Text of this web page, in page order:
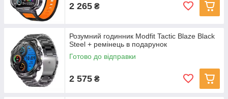
2 265 ₴
Розумний годинник Modfit Tactic Blaze Black
Steel + ремінець в подарунок
Готово до відправки
2 575 ₴